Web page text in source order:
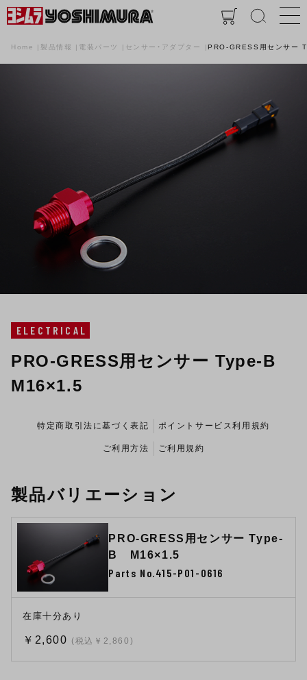
Home 製品情報 電装パーツ センサー・アダプター PRO-GRESS用センサ
ELECTRICAL
PRO-GRESS用センサー Type-B
M16×1.5
特定商取引法に基づく表記 ポイントサービス利用規約
ご利用方法 ご利用規約
製品バリエーション
PRO-GRESS用センサー Type-
B M16×1.5
Parts No.415-P01-0616
在庫十分あり
￥2,600 (税込￥2,860)